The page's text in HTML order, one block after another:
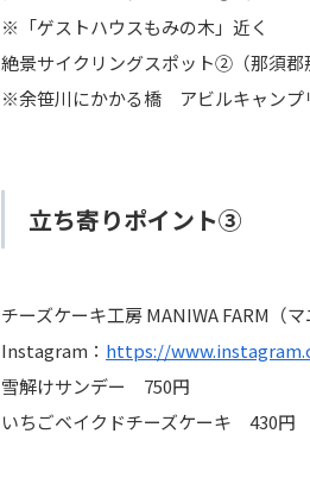
※「ゲストハウスもみの木」近く
絶景サイクリングスポット②（那須郡
※余笹川にかかる橋 アビルキャンプ
立ち寄りポイント③
チーズケーキ工房 MANIWA FARM（
Instagram： https://
雪解けサンデー 750円
いちごベイクドチーズケーキ 430円